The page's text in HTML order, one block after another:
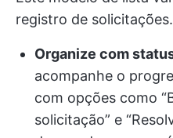
registro de
Organize com
acompanhe o
com opções como
solicitação” e